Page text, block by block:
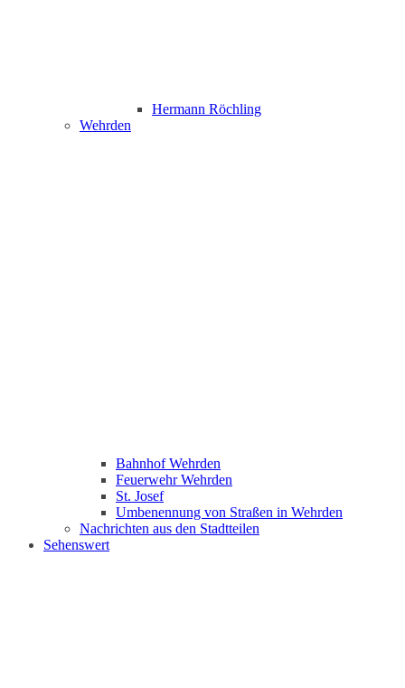
Hermann Röchling
Wehrden
Bahnhof Wehrden
Feuerwehr Wehrden
St. Josef
Umbenennung von Straßen in Wehrden
Nachrichten aus den Stadtteilen
Sehenswert